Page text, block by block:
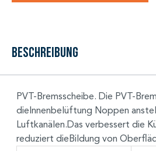
Beschreibung
PVT-Bremsscheibe. Die PVT-
dieInnenbelüftung Noppen
Luftkanälen.Das verbessert die
reduziert dieBildung von